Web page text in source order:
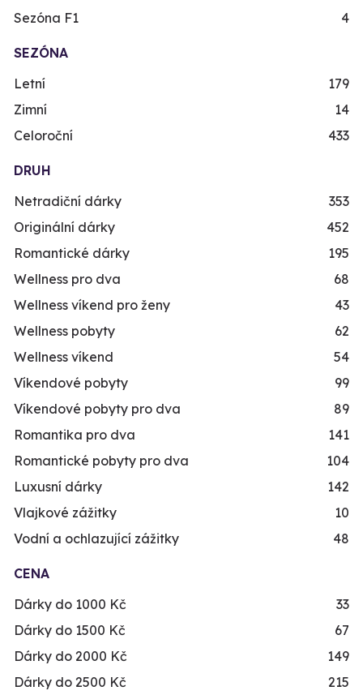
Sezóna F1
4
SEZÓNA
Letní
179
Zimní
14
Celoroční
433
DRUH
Netradiční dárky
353
Originální dárky
452
Romantické dárky
195
Wellness pro dva
68
Wellness víkend pro ženy
43
Wellness pobyty
62
Wellness víkend
54
Víkendové pobyty
99
Víkendové pobyty pro dva
89
Romantika pro dva
141
Romantické pobyty pro dva
104
Luxusní dárky
142
Vlajkové zážitky
10
Vodní a ochlazující zážitky
48
CENA
Dárky do 1000 Kč
33
Dárky do 1500 Kč
67
Dárky do 2000 Kč
149
Dárky do 2500 Kč
215